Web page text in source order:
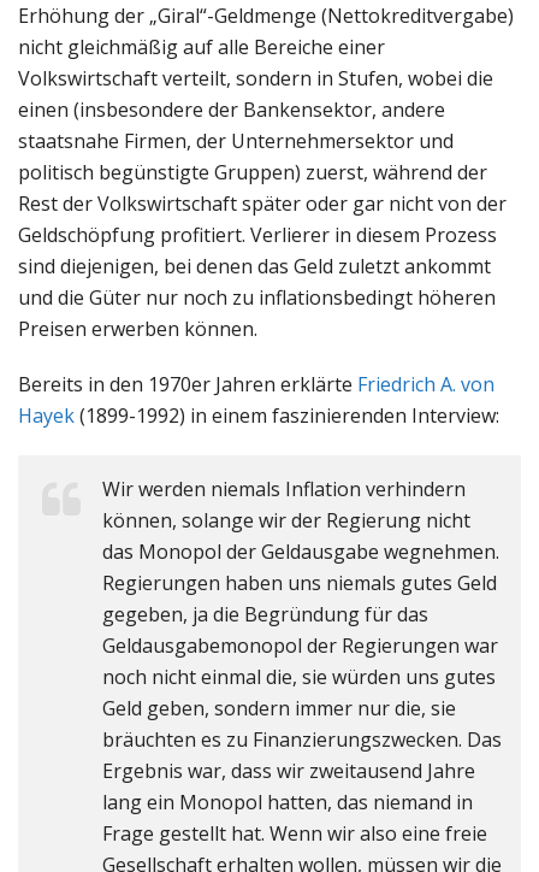
Erhöhung der „Giral“-Geldmenge (Nettokreditvergabe)
nicht gleichmäßig auf alle Bereiche einer
Volkswirtschaft verteilt, sondern in Stufen, wobei die
einen (insbesondere der Bankensektor, andere
staatsnahe Firmen, der Unternehmersektor und
politisch begünstigte Gruppen) zuerst, während der
Rest der Volkswirtschaft später oder gar nicht von der
Geldschöpfung profitiert. Verlierer in diesem Prozess
sind diejenigen, bei denen das Geld zuletzt ankommt
und die Güter nur noch zu inflationsbedingt höheren
Preisen erwerben können.
Bereits in den 1970er Jahren erklärte Friedrich A. von
Hayek(1899-1992) in einem faszinierenden Interview:
Wir werden niemals Inflation verhindern
können, solange wir der Regierung nicht
das Monopol der Geldausgabe wegnehmen.
Regierungen haben uns niemals gutes Geld
gegeben, ja die Begründung für das
Geldausgabemonopol der Regierungen war
noch nicht einmal die, sie würden uns gutes
Geld geben, sondern immer nur die, sie
bräuchten es zu Finanzierungszwecken. Das
Ergebnis war, dass wir zweitausend Jahre
lang ein Monopol hatten, das niemand in
Frage gestellt hat. Wenn wir also eine freie
Gesellschaft erhalten wollen, müssen wir die